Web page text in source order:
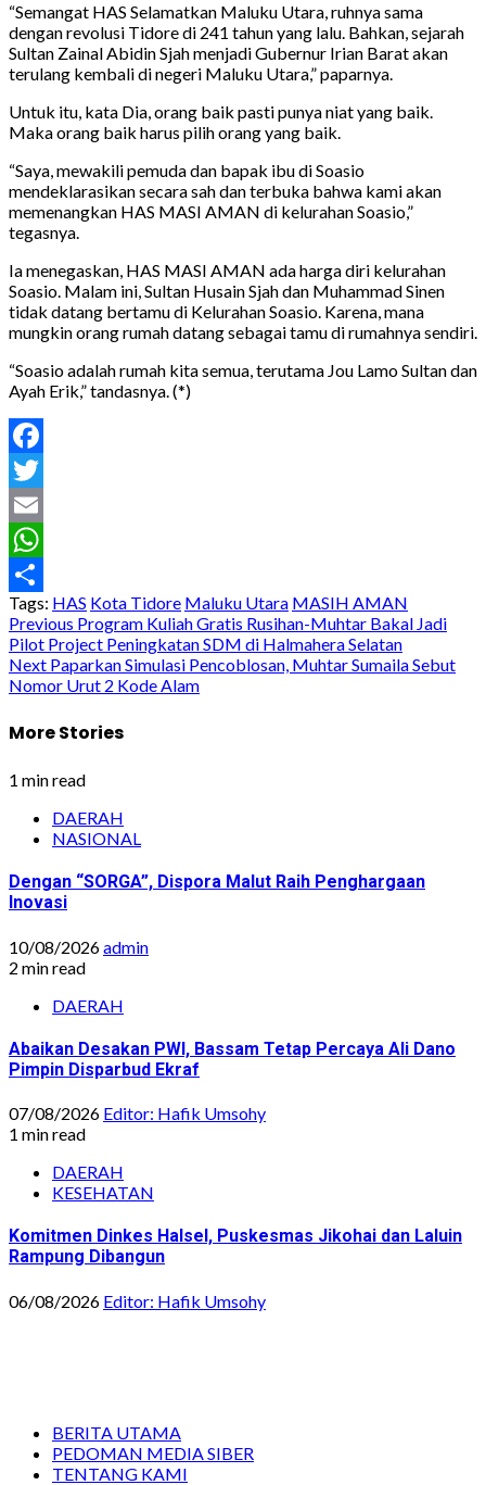
“Semangat HAS Selamatkan Maluku Utara, ruhnya sama
dengan revolusi Tidore di 241 tahun yang lalu. Bahkan, sejarah
Sultan Zainal Abidin Sjah menjadi Gubernur Irian Barat akan
terulang kembali di negeri Maluku Utara,” paparnya.
Untuk itu, kata Dia, orang baik pasti punya niat yang baik.
Maka orang baik harus pilih orang yang baik.
“Saya, mewakili pemuda dan bapak ibu di Soasio
mendeklarasikan secara sah dan terbuka bahwa kami akan
memenangkan HAS MASI AMAN di kelurahan Soasio,”
tegasnya.
Ia menegaskan, HAS MASI AMAN ada harga diri kelurahan
Soasio. Malam ini, Sultan Husain Sjah dan Muhammad Sinen
tidak datang bertamu di Kelurahan Soasio. Karena, mana
mungkin orang rumah datang sebagai tamu di rumahnya sendiri.
“Soasio adalah rumah kita semua, terutama Jou Lamo Sultan dan
Ayah Erik,” tandasnya. (*)
Facebook
Twitter
Email
WhatsApp
Share
Tags: HAS Kota Tidore Maluku Utara MASIH AMAN
Post
navigation
Previous Program Kuliah Gratis Rusihan-Muhtar Bakal Jadi
Pilot Project Peningkatan SDM di Halmahera Selatan
Next Paparkan Simulasi Pencoblosan, Muhtar Sumaila Sebut
Nomor Urut 2 Kode Alam
More Stories
1 min read
DAERAH
NASIONAL
Dengan “SORGA”, Dispora Malut Raih Penghargaan
Inovasi
10/08/2026admin
2 min read
DAERAH
Abaikan Desakan PWI, Bassam Tetap Percaya Ali Dano
Pimpin Disparbud Ekraf
07/08/2026 Editor: Hafik Umsohy
1 min read
DAERAH
KESEHATAN
Komitmen Dinkes Halsel, Puskesmas Jikohai dan Laluin
Rampung Dibangun
06/08/2026 Editor: Hafik Umsohy
BERITA UTAMA
PEDOMAN MEDIA SIBER
TENTANG KAMI